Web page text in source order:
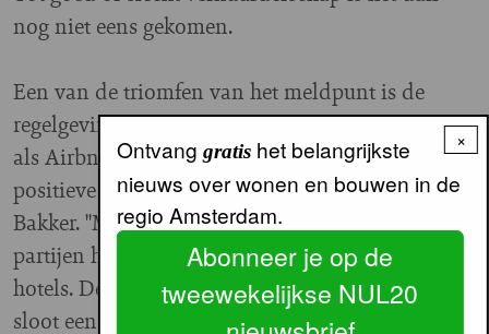
nog niet eens gekomen.
Een van de triomfen van het meldpunt is de
regelgeving voor vakantieverhuur, via platforms
als Airbnb. "Dit kwam op rond 2013 vanuit het
positieve idee van sharing is caring", vertelt
Bakker. "Maar al snel bleek dat professionele
partijen het platform gebruikten voor illegale
hotels. De gemeente had er geen oog voor en
sloot een deal met Airbnb voor het innen van de
×
Ontvang gratishet belangrijkste
nieuws over wonen en bouwen in de
regio Amsterdam.
Abonneer je op de
tweewekelijkse NUL20